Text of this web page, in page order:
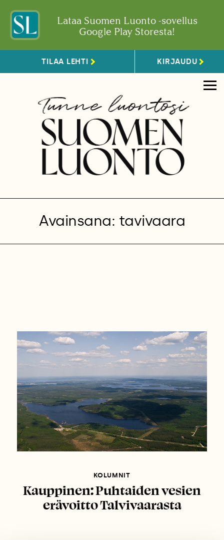
Lataa Suomen Luonto -sovellus
Google Play Storesta!
TILAA LEHTI KIRJAUDU
Avainsana: tavivaara
KOLUMNIT
Kauppinen: Puhtaiden vesien
erävoitto Talvivaarasta